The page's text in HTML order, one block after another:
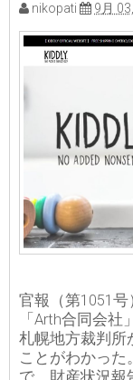
nikopati 9月
官報（第1051
「Arth合同会社
札幌地方裁判所
ことがわかった